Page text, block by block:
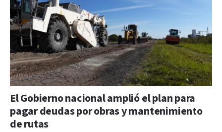
El Gobierno nacional amplió el plan para
pagar deudas por obras y mantenimiento
de rutas